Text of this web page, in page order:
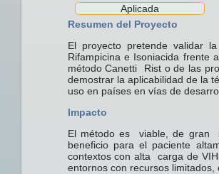
Aplicada
Resumen del Proyecto
El proyecto pretende validar
Rifampicina e Isoniacida frente
método Canetti Rist o de las
demostrar la aplicabilidad de la
uso en países en vías de
Impacto
El método es viable, de gran
beneficio para el paciente
contextos con alta carga de
entornos con recursos limitados,